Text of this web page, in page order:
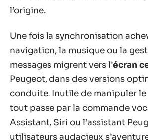
l’origine.
Une fois la synchronisation
navigation, la musique ou la
messages migrent vers l’écran
Peugeot, dans des versions
conduite. Inutile de manipuler
tout passe par la commande
Assistant, Siri ou l’assistant
utilisateurs audacieux